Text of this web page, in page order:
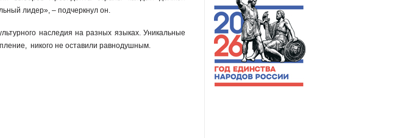
лидер», – подчеркнул он.
наследия на разных языках. Уникальные
никого не оставили равнодушным.